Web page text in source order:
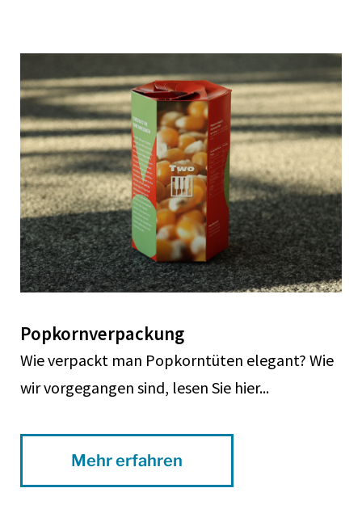
Popkornverpackung
Wie verpackt man Popkorntüten elegant? Wie
wir vorgegangen sind, lesen Sie hier...
Mehr erfahren